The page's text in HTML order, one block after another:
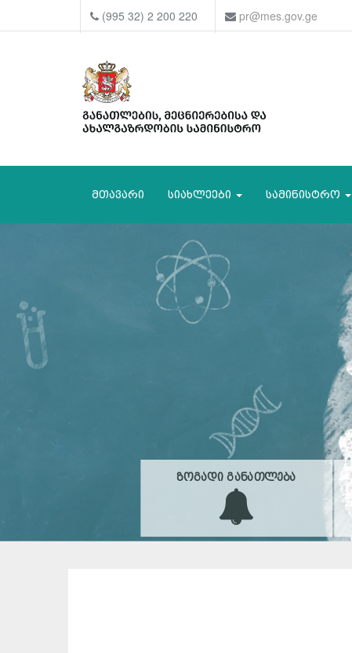
(995 32) 2 200 220 pr@mes.gov.ge
მთავარი სიახლეები სამინისტრო
ᲖᲝᲒᲐᲓᲘ ᲒᲐᲜᲐᲗᲚᲔᲑᲐ